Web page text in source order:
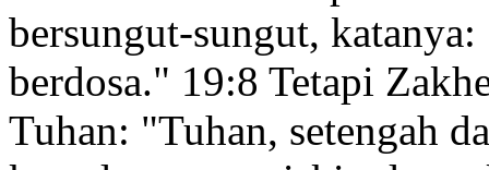
bersungut-sungut,
berdosa." 19:8 Tetapi
Tuhan: "Tuhan, setengah